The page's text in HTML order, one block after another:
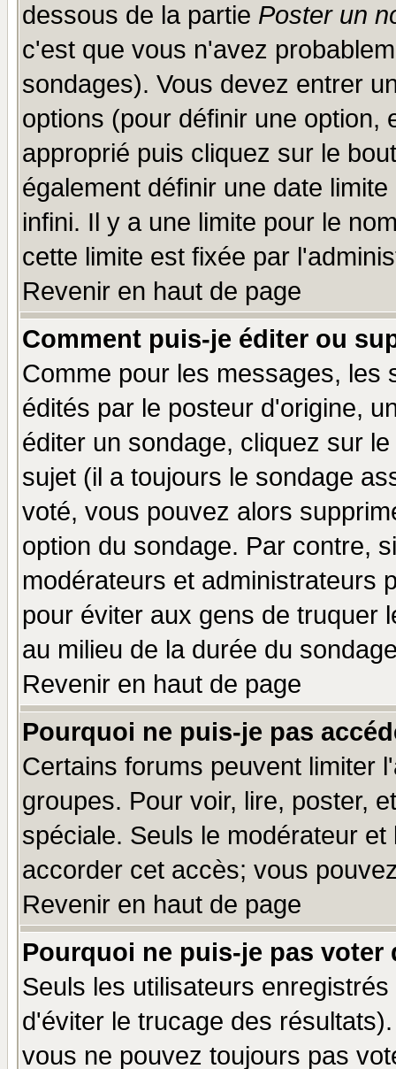
dessous de la partie Poster un
c'est que vous n'avez
sondages). Vous devez entrer
options (pour définir une option,
approprié puis cliquez sur le
également définir une date
infini. Il y a une limite pour le
cette limite est fixée par
Revenir en haut de page
Comment puis-je éditer ou
Comme pour les messages, les
édités par le posteur d'origine,
éditer un sondage, cliquez sur
sujet (il a toujours le sondage
voté, vous pouvez alors
option du sondage. Par contre,
modérateurs et administrateurs
pour éviter aux gens de truquer
au milieu de la durée du
Revenir en haut de page
Pourquoi ne puis-je pas
Certains forums peuvent limiter
groupes. Pour voir, lire, poster,
spéciale. Seuls le modérateur
accorder cet accès; vous
Revenir en haut de page
Pourquoi ne puis-je pas voter
Seuls les utilisateurs
d'éviter le trucage des
vous ne pouvez toujours pas